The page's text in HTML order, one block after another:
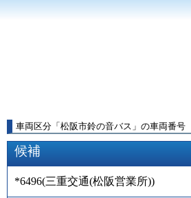
車両区分 「 松阪市鈴の音バス 」 の車両番号
候補
*6496(三重交通(松阪営業所))